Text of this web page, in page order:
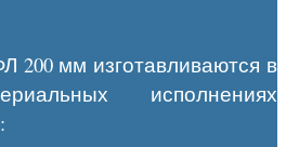
200 мм изготавливаются в
исполнениях